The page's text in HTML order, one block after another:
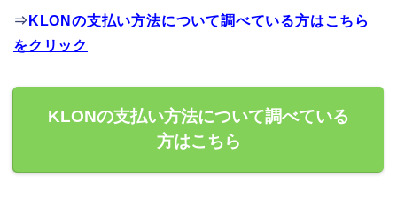
⇒ KLONの支払い方法について調べている方はこちら
をクリック
KLONの支払い方法について調べている
方はこちら